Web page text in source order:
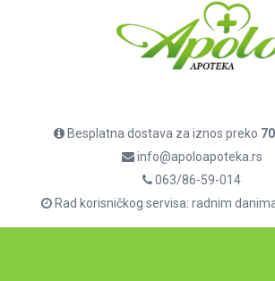
Besplatna dostava za iznos preko
info@apoloapoteka.rs
063/86-59-014
Rad korisničkog servisa: radnim